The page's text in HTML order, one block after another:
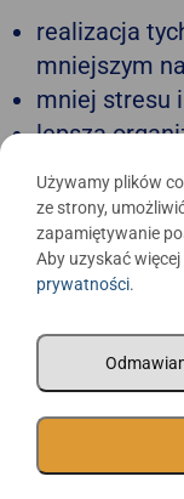
realizacja
mniejszym
mniej stresu
lepsza
większa
nowych
mniejsza
wydajność,
więcej czasu
szybsze
Używamy plików
ze strony,
zapamiętywanie
Aby uzyskać
prywatności.